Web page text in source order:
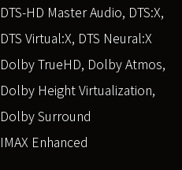
DTS-HD Master Audio, DTS:X,
DTS Virtual:X, DTS Neural:X
Dolby TrueHD, Dolby Atmos,
Dolby Height Virtualization,
Dolby Surround
IMAX Enhanced